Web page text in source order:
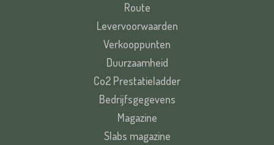
Route
Levervoorwaarden
Verkooppunten
Duurzaamheid
Co2 Prestatieladder
Bedrijfsgegevens
Magazine
Slabs magazine